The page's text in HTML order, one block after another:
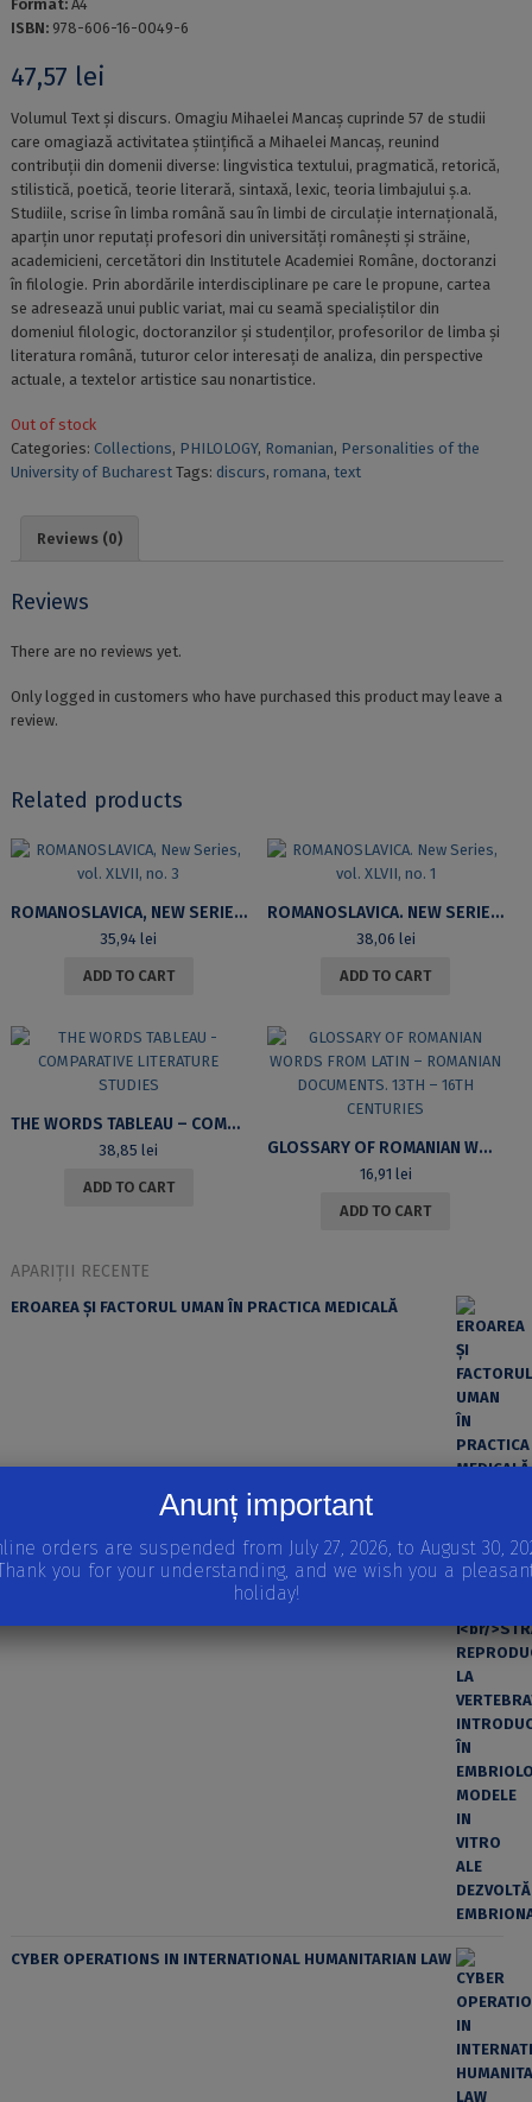
Format: A4
ISBN: 978-606-16-0049-6
47,57 lei
Volumul Text și discurs. Omagiu Mihaelei Mancaș cuprinde 57 de studii
care omagiază activitatea științifică a Mihaelei Mancaș, reunind
contribuții din domenii diverse: lingvistica textului, pragmatică, retorică,
stilistică, poetică, teorie literară, sintaxă, lexic, teoria limbajului ș.a.
Studiile, scrise în limba română sau în limbi de circulație internațională,
aparțin unor reputați profesori din universități românești și străine,
academicieni, cercetători din Institutele Academiei Române, doctoranzi
în filologie. Prin abordările interdisciplinare pe care le propune, cartea
se adresează unui public variat, mai cu seamă specialiștilor din
domeniul filologic, doctoranzilor și studenților, profesorilor de limba și
literatura română, tuturor celor interesați de analiza, din perspective
actuale, a textelor artistice sau nonartistice.
Out of stock
Categories: Collections, PHILOLOGY, Romanian, Personalities of the
University of Bucharest Tags: discurs, romana, text
Reviews (0)
Reviews
There are no reviews yet.
Only logged in customers who have purchased this product may leave a
review.
Related products
ROMANOSLAVICA, NEW SERIES, VOL. XLVII, NO. 3
35,94lei
ADD TO CART
ROMANOSLAVICA. NEW SERIES, VOL. XLVII, NO. 1
38,06 lei
ADD TO CART
THE WORDS TABLEAU – COMPARATIVE LITERATURE STUDIES
38,85lei
ADD TO CART
GLOSSARY OF ROMANIAN WORDS FROM LATIN – ROMANIAN DOCUMENTS. 13TH – 16TH CENTURIES
16,91 lei
ADD TO CART
APARIȚII RECENTE
EROAREA ȘI FACTORUL UMAN ÎN PRACTICA MEDICALĂ
REPRODUCEREA ȘI DEZVOLTAREA VERTEBRATELOR
Volumul I
STRATEGII REPRODUCTIVE LA VERTEBRATE, INTRODUCERE
ÎN EMBRIOLOGIE, MODELE IN VITRO ALE DEZVOLTĂRII
CYBER OPERATIONS IN INTERNATIONAL HUMANITARIAN LAW
Anunț important
orders are suspended from July 27, 2026, to August 30,
you for your understanding, and we wish you a
holiday!